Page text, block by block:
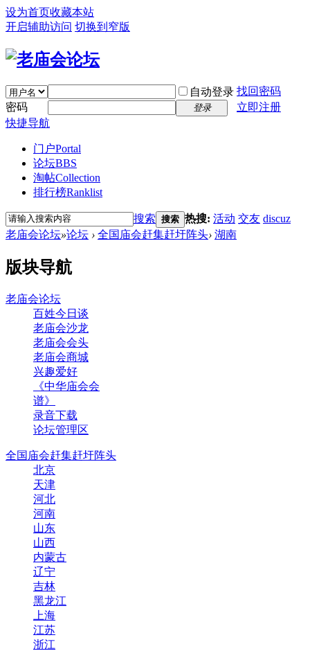
设为首页收藏本站
开启辅助访问 切换到窄版
自动登录 找回密码
密码
登录
立即注册
快捷导航
门户Portal
论坛BBS
淘帖Collection
排行榜Ranklist
搜索 搜索 热搜: 活动 交友 discuz
老庙会论坛»论坛 › 全国庙会赶集赶圩阵头› 湖南
版块导航
老庙会论坛
百姓今日谈
老庙会沙龙
老庙会会头
老庙会商城
兴趣爱好
《中华庙会会
谱》
录音下载
论坛管理区
全国庙会赶集赶圩阵头
北京
天津
河北
河南
山东
山西
内蒙古
辽宁
吉林
黑龙江
上海
江苏
浙江